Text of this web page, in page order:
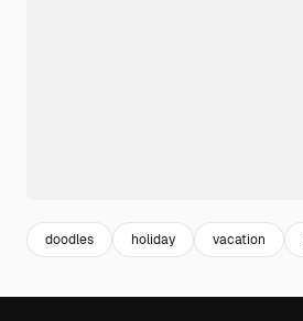
doodles holiday vacation